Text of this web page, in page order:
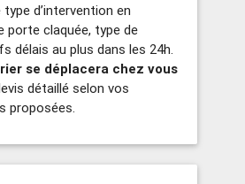
d’intervention en
porte claquée, type de
délais au plus dans les 24h.
se déplacera chez vous
détaillé selon vos
proposées.